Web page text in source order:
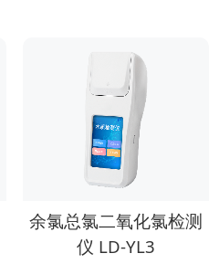
余氯总氯二氧化氯检测
仪 LD-YL3